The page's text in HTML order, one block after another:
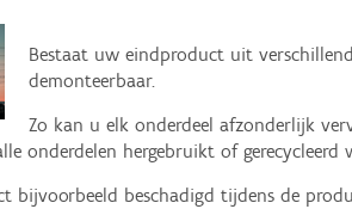
‌Bestaat uw eindproduct uit
demonteerbaar.
Zo kan u elk onderdeel afzonderlijk
onderdelen hergebruikt of gerecycleerd
bijvoorbeeld beschadigd tijdens de